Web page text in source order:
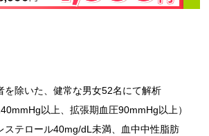
を除いた、健常な男女52名にて解析
以上、拡張期血圧90mmHg以上）
ステロール40mg/dL未満、血中中性脂肪